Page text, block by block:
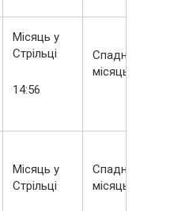
Місяць у
Стрільці
14:56
Спадний
місяць
Місяць у
Стрільці
Спадний
місяць